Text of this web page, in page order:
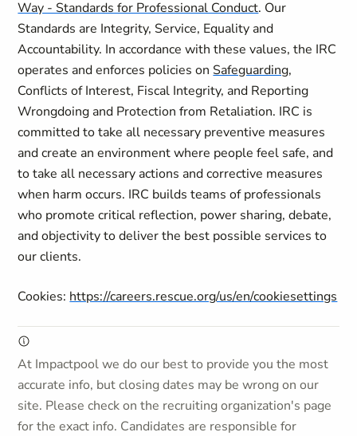
Way - Standards for Professional Conduct. Our
Standards are Integrity, Service, Equality and
Accountability. In accordance with these values, the IRC
operates and enforces policies on Safeguarding,
Conflicts of Interest, Fiscal Integrity, and Reporting
Wrongdoing and Protection from Retaliation. IRC is
committed to take all necessary preventive measures
and create an environment where people feel safe, and
to take all necessary actions and corrective measures
when harm occurs. IRC builds teams of professionals
who promote critical reflection, power sharing, debate,
and objectivity to deliver the best possible services to
our clients.
Cookies: https://careers.rescue.org/us/en/cookiesettings
At Impactpool we do our best to provide you the most
accurate info, but closing dates may be wrong on our
site. Please check on the recruiting organization's page
for the exact info. Candidates are responsible for